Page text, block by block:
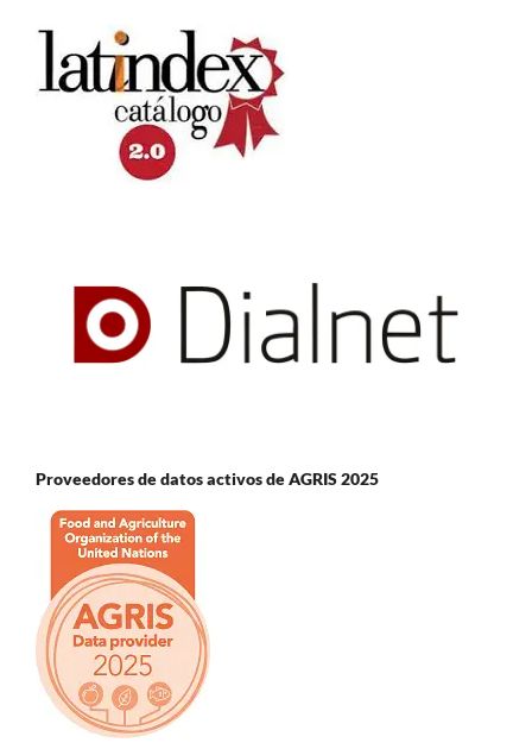
Proveedores de datos activos de AGRIS 2025